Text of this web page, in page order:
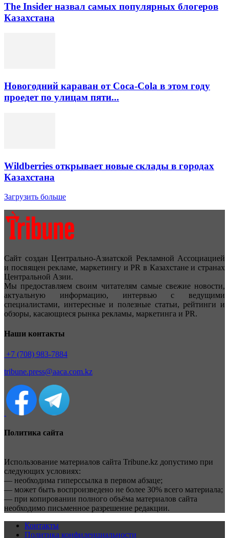
The Insider назвал самых популярных блогеров
Казахстана
Новогодний караван от Coca-Cola в этом году
проедет по улицам пяти...
Wildberries открывает новые склады в городах
Казахстана
Загрузить больше
Сайт создан Центрально-Азиатской Рекламной Ассоциацией
и посвящен рекламе, маркетингу и PR в Казахстане и странах
Центральной Азии.
Мы предоставляем своим читателям самые свежие новости,
актуальную информацию, интервью с ведущими
специалистами, интересные и полезные статьи, рейтинги и
обзоры, касающиеся рынка рекламы, маркетинга и PR.
Наши контакты
+7 (708) 983-7884
tribune.press@aaca.com.kz
Политика сайта
Использование материалов сайта Tribune.kz допустимо при
следующих условиях:
— необходима гиперссылка в первом абзаце;
— может быть воспроизведено не более 30% всего материала;
— при копировании полного объёма материалов сайта
необходимо письменное разрешение редакции.
Контакты
Политика конфиденциальности